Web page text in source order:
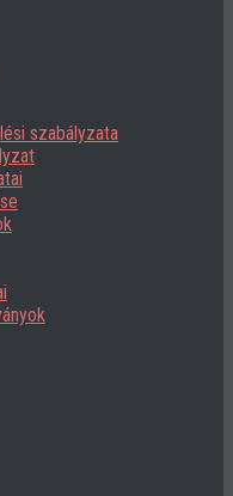
szabályzata